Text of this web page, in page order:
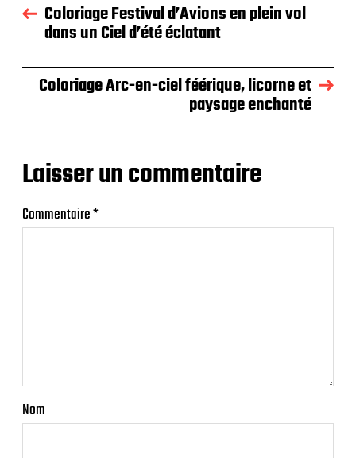
Coloriage Festival d’Avions en plein vol
dans un Ciel d’été éclatant
Coloriage Arc-en-ciel féérique, licorne et
paysage enchanté
Laisser un commentaire
Commentaire*
Nom